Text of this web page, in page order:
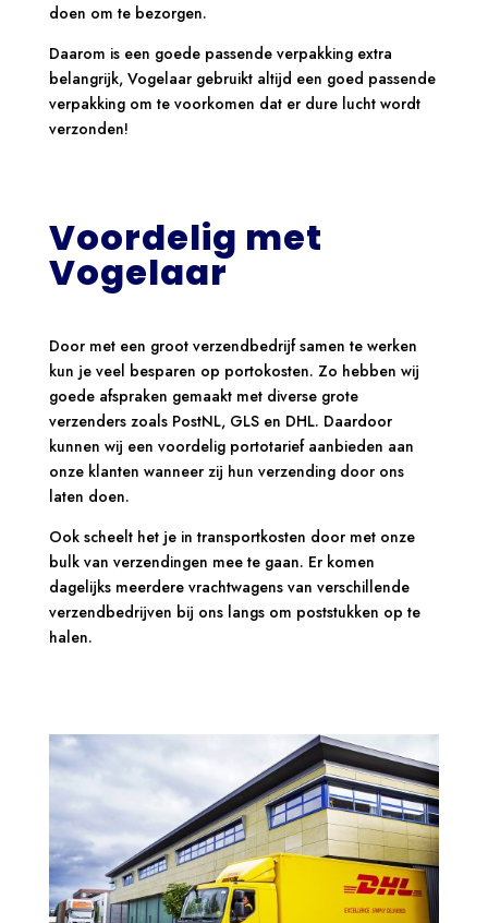
doen om te bezorgen.
Daarom is een goede passende verpakking extra
belangrijk, Vogelaar gebruikt altijd een goed passende
verpakking om te voorkomen dat er dure lucht wordt
verzonden!
Voordelig met
Vogelaar
Door met een groot verzendbedrijf samen te werken
kun je veel besparen op portokosten. Zo hebben wij
goede afspraken gemaakt met diverse grote
verzenders zoals PostNL, GLS en DHL. Daardoor
kunnen wij een voordelig portotarief aanbieden aan
onze klanten wanneer zij hun verzending door ons
laten doen.
Ook scheelt het je in transportkosten door met onze
bulk van verzendingen mee te gaan. Er komen
dagelijks meerdere vrachtwagens van verschillende
verzendbedrijven bij ons langs om poststukken op te
halen.